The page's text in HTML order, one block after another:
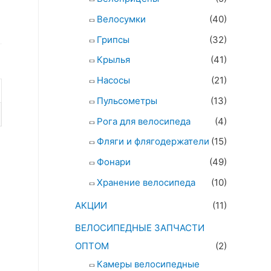
Велосумки
(40)
Грипсы
(32)
Крылья
(41)
Насосы
(21)
Пульсометры
(13)
Рога для велосипеда
(4)
Фляги и флягодержатели (15)
Фонари
(49)
Хранение велосипеда
(10)
АКЦИИ
(11)
ВЕЛОСИПЕДНЫЕ ЗАПЧАСТИ
ОПТОМ
(2)
Камеры велосипедные